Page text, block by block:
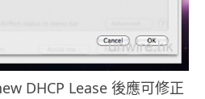
DHCP Lease 後應可修正